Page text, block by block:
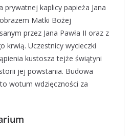
prywatnej kaplicy papieża Jana
Matki Bożej
przez Jana Pawła II oraz z
krwią. Uczestnicy wycieczki
kustosza tejże świątyni
jej powstania. Budowa
wotum wdzięczności za